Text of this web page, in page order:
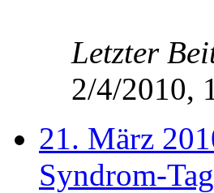
Letzter
2/4/2010,
21. März
Syndrom-Tag